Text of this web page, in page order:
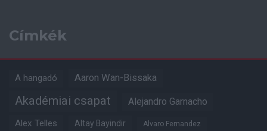
Címkék
A hangadó Aaron Wan-Bissaka
Akadémiai csapat Alejandro Garnacho
Alex Telles Altay Bayindir Alvaro Fernandez